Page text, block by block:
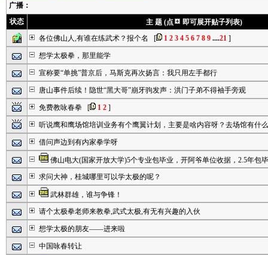
广播 ：
状态
主 题 (点
即可展开贴子列表)
各位佛山人,有谁在练武术？报个名
[ 1 2 3 4 5 6 7 8 9 ....21 ]
想学太极拳，那里能学
宣称要“单挑”普京后，马斯克再次扬言：我只用左手都行
唐山事件后续！隐世“黑大哥”崩牙驹发声：洪门子弟不得袖手旁观
免费教咏春拳 [ 1 2 ]
听说鹰和鹰场馆培训业务有个鹰翼计划，主要是啥内容呀？去场馆有什
借问声边到有内家拳学呀
佛山电大(国家开放大学)5个专业包毕业，开阿爷单位收据，2.5年包
求问大神，桂城哪里可以学太极的呢？
武林群雄，谁与争锋！
请个太极拳老师来教拳,武式太极,有无有兴趣的入伙
想学太极的朋友——进来啦
中国咏春转让